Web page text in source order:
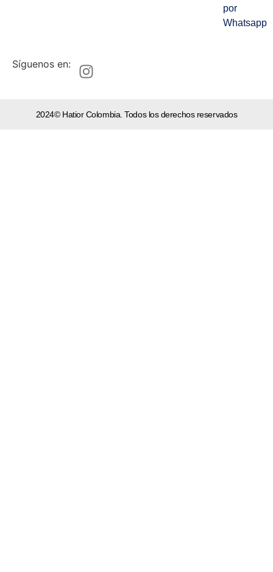
por
Whatsapp
Síguenos en:
2024© Hatior Colombia. Todos los derechos reservados